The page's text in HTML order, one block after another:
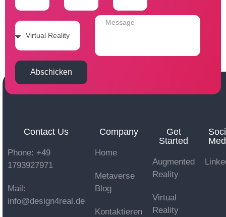
Abschicken
Contact Us
Phone: +49
1793927971
Mail:
info@design4real.de
Company
Home
Metaverse
Blog
Kontaktieren
Get
Started
Augmented
Reality
Virtual
Reality